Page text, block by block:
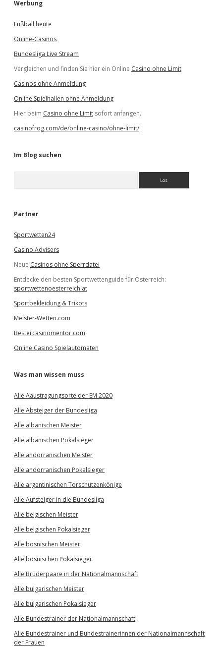
Werbung
Fußball heute
Online-Casinos
Bundesliga Live Stream
Vergleichen und finden Sie hier ein Online Casino ohne Limit
Casinos ohne Anmeldung
Online Spielhallen ohne Anmeldung
Hier beim Casino ohne Limit sofort anfangen.
casinofrog.com/de/online-casino/ohne-limit/
Im Blog suchen
e
Partner
Sportwetten24
Casino Advisers
Neue Casinos ohne Sperrdatei
Entdecke den besten Sportwettenguide für Österreich:
sportwettenoesterreich.at
Sportbekleidung & Trikots
Meister-Wetten.com
Bestercasinomentor.com
Online Casino Spielautomaten
Was man wissen muss
Alle Aaustragungsorte der EM 2020
Alle Absteiger der Bundesliga
Alle albanischen Meister
Alle albanischen Pokalsieger
Alle andorranischen Meister
Alle andorranischen Pokalsieger
Alle argentinischen Torschützenkönige
Alle Aufsteiger in die Bundesliga
Alle belgischen Meister
Alle belgischen Pokalsieger
Alle bosnischen Meister
Alle bosnischen Pokalsieger
Alle Brüderpaare in der Nationalmannschaft
Alle bulgarischen Meister
Alle bulgarischen Pokalsieger
Alle Bundestrainer der Nationalmannschaft
Alle Bundestrainer und Bundestrainerinnen der Nationalmannschaft
der Frauen